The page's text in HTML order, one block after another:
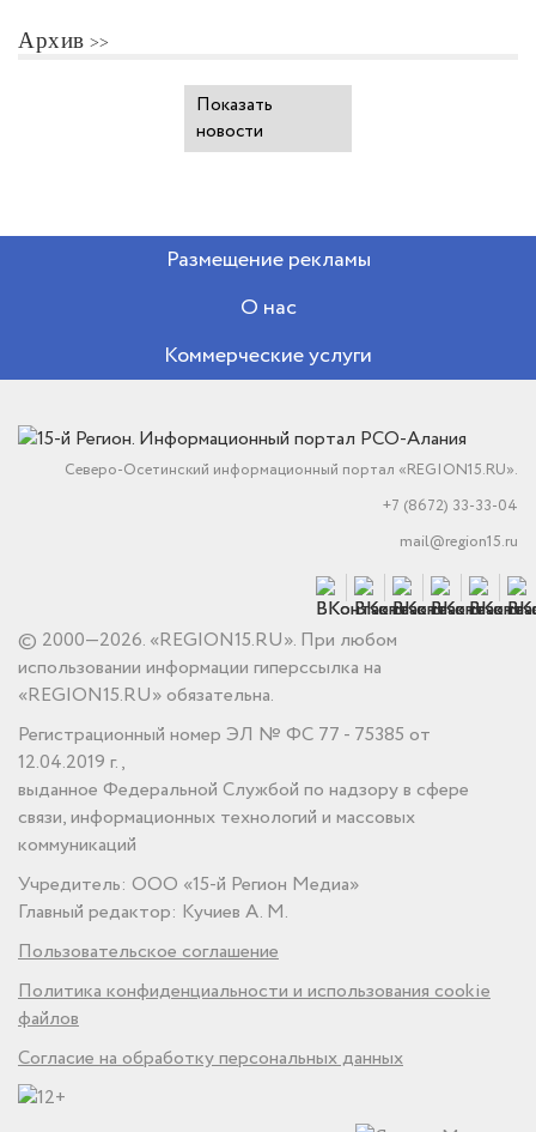
Архив
Показать
новости
Размещение рекламы
О нас
Коммерческие услуги
Северо-Осетинский информационный портал «REGION15.RU».
+7 (8672) 33-33-04
mail@region15.ru
© 2000—2026. «REGION15.RU». При любом
использовании информации гиперссылка на
«REGION15.RU» обязательна.
Регистрационный номер ЭЛ № ФС 77 - 75385 от
12.04.2019 г.,
выданное Федеральной Службой по надзору в сфере
связи, информационных технологий и массовых
коммуникаций
Учредитель: ООО «15-й Регион Медиа»
Главный редактор: Кучиев А. М.
Пользовательское соглашение
Политика конфиденциальности и использования cookie
файлов
Согласие на обработку персональных данных